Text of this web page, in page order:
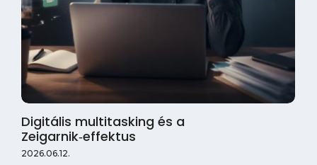
Digitális multitasking és a
Zeigarnik‑effektus
2026.06.12.